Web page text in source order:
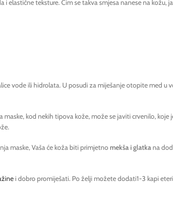
elastične teksture. Čim se takva smjesa nanese na kožu,
vode ili hidrolata. U posudi za miješanje otopite med
kod nekih tipova kože, može se javiti crvenilo, koje
maske, Vaša će koža biti primjetnomekša i glatka na
i dobro promiješati. Po želji možete dodati1-3 kapi